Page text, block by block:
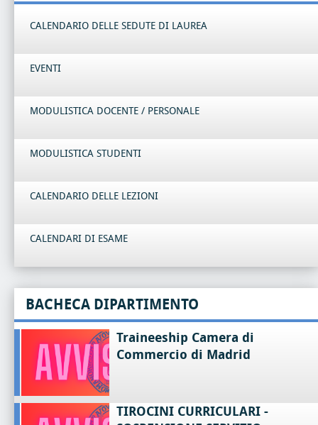
CALENDARIO DELLE SEDUTE DI LAUREA
EVENTI
MODULISTICA DOCENTE / PERSONALE
MODULISTICA STUDENTI
CALENDARIO DELLE LEZIONI
CALENDARI DI ESAME
BACHECA DIPARTIMENTO
Traineeship Camera di
Commercio di Madrid
TIROCINI CURRICULARI -